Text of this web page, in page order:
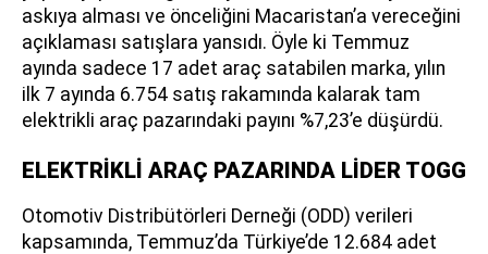
askıya alması ve önceliğini Macaristan’a vereceğini
açıklaması satışlara yansıdı. Öyle ki Temmuz
ayında sadece 17 adet araç satabilen marka, yılın
ilk 7 ayında 6.754 satış rakamında kalarak tam
elektrikli araç pazarındaki payını %7,23’e düşürdü.
ELEKTRİKLİ ARAÇ PAZARINDA LİDER TOGG
Otomotiv Distribütörleri Derneği (ODD) verileri
kapsamında, Temmuz’da Türkiye’de 12.684 adet